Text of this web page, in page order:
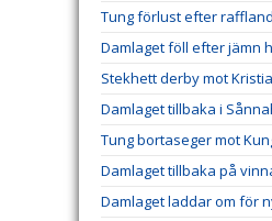
Tung förlust efter
Damlaget föll efter jämn
Stekhett derby mot
Damlaget tillbaka i
Tung bortaseger mot
Damlaget tillbaka på
Damlaget laddar om för